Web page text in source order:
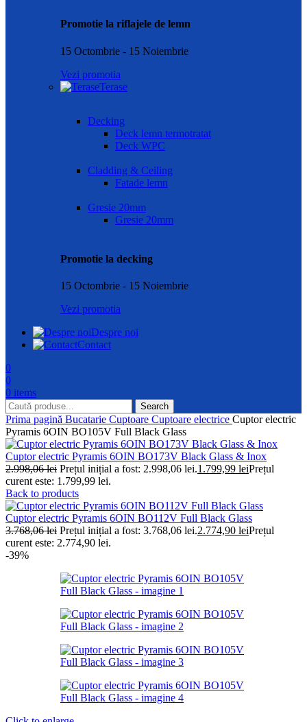
Promotie la riflajele de lemn
15 Octombrie - 15 Noiembrie
Vezi promotia
Terase
Decking
Deck lemn termotratat
Deck WPC
Cladding & Ceiling
Fatade lemn
Gresie 20mm
Gresie 20mm
Promotie la decking
15 Octombrie - 15 Noiembrie
Vezi promotia
Despre noi
Contact
0
0
0 items
Search
Prima pagină Bucatarie Cuptoare Cuptoare electrice Cuptor electric
Pyramis 6OIN BO105V Full Black Glass
Cuptor electric Pyramis 6OIN BO173V Black Glass & Inox
2.998,06lei Prețul inițial a fost: 2.998,06 lei.1.799,99 leiPrețul
curent este: 1.799,99 lei.
Back to products
Cuptor electric Pyramis 6OIN BO112V Full Black Glass
3.768,06lei Prețul inițial a fost: 3.768,06 lei.2.774,90 leiPrețul
curent este: 2.774,90 lei.
-39%